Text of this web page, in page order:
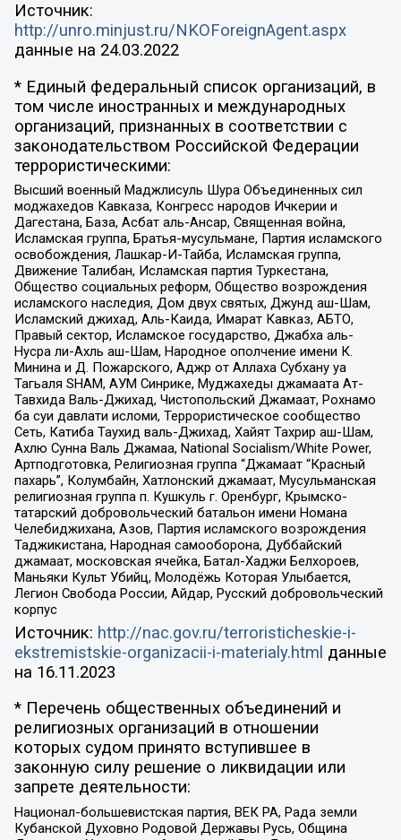
Источник:
http://unro.minjust.ru/NKOForeignAgent.aspx
данные на 24.03.2022
* Единый федеральный список организаций, в
том числе иностранных и международных
организаций, признанных в соответствии с
законодательством Российской Федерации
террористическими:
Высший военный Маджлисуль Шура Объединенных сил
моджахедов Кавказа, Конгресс народов Ичкерии и
Дагестана, База, Асбат аль-Ансар, Священная война,
Исламская группа, Братья-мусульмане, Партия исламского
освобождения, Лашкар-И-Тайба, Исламская группа,
Движение Талибан, Исламская партия Туркестана,
Общество социальных реформ, Общество возрождения
исламского наследия, Дом двух святых, Джунд аш-Шам,
Исламский джихад, Аль-Каида, Имарат Кавказ, АБТО,
Правый сектор, Исламское государство, Джабха аль-
Нусра ли-Ахль аш-Шам, Народное ополчение имени К.
Минина и Д. Пожарского, Аджр от Аллаха Субхану уа
Тагьаля SHAM, АУМ Синрике, Муджахеды джамаата Ат-
Тавхида Валь-Джихад, Чистопольский Джамаат, Рохнамо
ба суи давлати исломи, Террористическое сообщество
Сеть, Катиба Таухид валь-Джихад, Хайят Тахрир аш-Шам,
Ахлю Сунна Валь Джамаа, National Socialism/White Power,
Артподготовка, Религиозная группа “Джамаат “Красный
пахарь”, Колумбайн, Хатлонский джамаат, Мусульманская
религиозная группа п. Кушкуль г. Оренбург, Крымско-
татарский добровольческий батальон имени Номана
Челебиджихана, Азов, Партия исламского возрождения
Таджикистана, Народная самооборона, Дуббайский
джамаат, московская ячейка, Батал-Хаджи Белхороев,
Маньяки Культ Убийц, Молодёжь Которая Улыбается,
Легион Свобода России, Айдар, Русский добровольческий
корпус
Источник: http://nac.gov.ru/terroristicheskie-i-
ekstremistskie-organizacii-i-materialy.html данные
на 16.11.2023
* Перечень общественных объединений и
религиозных организаций в отношении
которых судом принято вступившее в
законную силу решение о ликвидации или
запрете деятельности:
Национал-большевистская партия, ВЕК РА, Рада земли
Кубанской Духовно Родовой Державы Русь, Община